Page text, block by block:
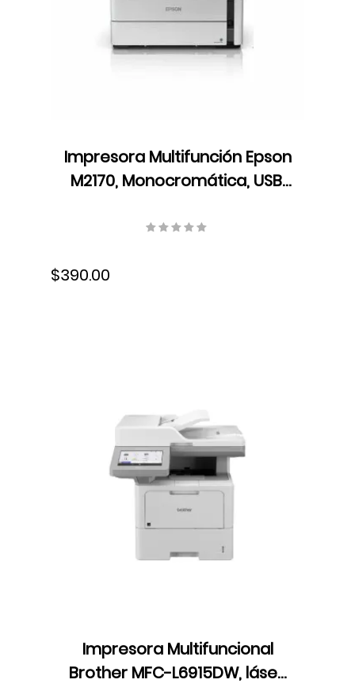
Impresora Multifunción Epson
M2170, Monocromática, USB,
C11CH43301
$390.00
Impresora Multifuncional
Brother MFC-L6915DW, láser,